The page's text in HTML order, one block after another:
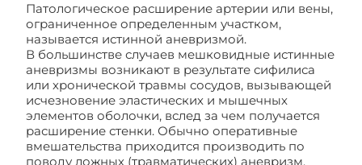
Патологическое расширение артерии или вены,
ограниченное определенным участком,
называется истинной аневризмой.
В большинстве случаев мешковидные истинные
аневризмы возникают в результате сифилиса
или хронической травмы сосудов, вызывающей
исчезновение эластических и мышечных
элементов оболочки, вслед за чем получается
расширение стенки. Обычно оперативные
вмешательства приходится производить по
поводу ложных (травматических) аневризм,